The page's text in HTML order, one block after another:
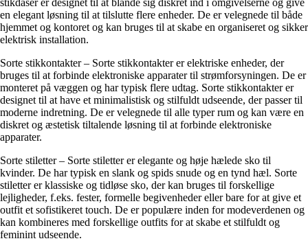
en elegant løsning til at tilslutte flere enheder. De er velegnede til både
hjemmet og kontoret og kan bruges til at skabe en organiseret og sikker
elektrisk installation.
Sorte stikkontakter – Sorte stikkontakter er elektriske enheder, der
bruges til at forbinde elektroniske apparater til strømforsyningen. De er
monteret på væggen og har typisk flere udtag. Sorte stikkontakter er
designet til at have et minimalistisk og stilfuldt udseende, der passer til
moderne indretning. De er velegnede til alle typer rum og kan være en
diskret og æstetisk tiltalende løsning til at forbinde elektroniske
apparater.
Sorte stiletter – Sorte stiletter er elegante og høje hælede sko til
kvinder. De har typisk en slank og spids snude og en tynd hæl. Sorte
stiletter er klassiske og tidløse sko, der kan bruges til forskellige
lejligheder, f.eks. fester, formelle begivenheder eller bare for at give et
outfit et sofistikeret touch. De er populære inden for modeverdenen og
kan kombineres med forskellige outfits for at skabe et stilfuldt og
feminint udseende.